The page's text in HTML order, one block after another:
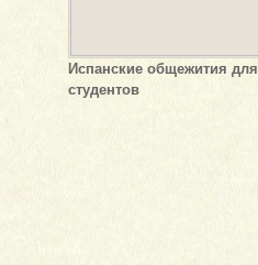
Испанские общежития для
студентов